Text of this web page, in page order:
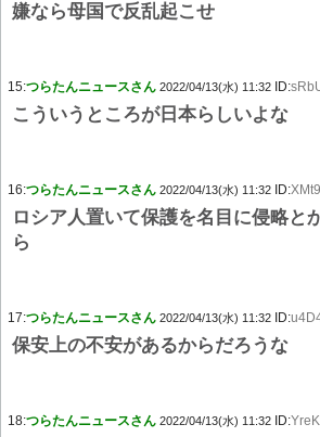
嫌なら母国で反乱起こせ
15:つらたんニュースさん 2022/04/13(水) 11:32 ID:
こういうところが日本らしいよな
16:つらたんニュースさん 2022/04/13(水) 11:32 ID:
ロシア人置いて保護を名目に侵略と
ら
17:つらたんニュースさん 2022/04/13(水) 11:32 ID:
保安上の不安があるからだろうな
18:つらたんニュースさん 2022/04/13(水) 11:32 ID: